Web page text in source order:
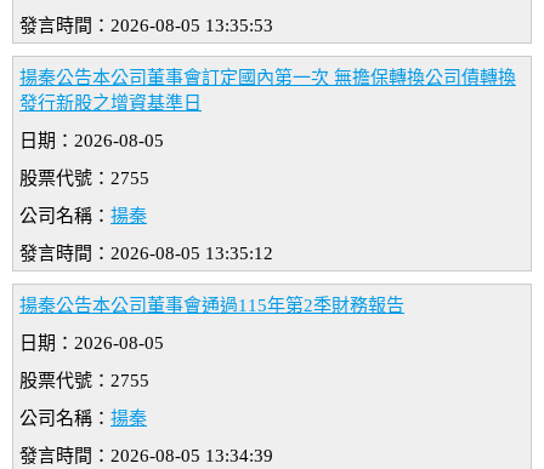
發言時間：2026-08-05 13:35:53
揚秦公告本公司董事會訂定國內第一次 無擔保轉換公司債轉換
發行新股之增資基準日
日期：2026-08-05
股票代號：2755
公司名稱： 揚秦
發言時間：2026-08-05 13:35:12
揚秦公告本公司董事會通過115年第2季財務報告
日期：2026-08-05
股票代號：2755
公司名稱： 揚秦
發言時間：2026-08-05 13:34:39